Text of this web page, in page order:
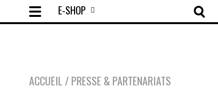
E-SHOP
ACCUEIL / PRESSE & PARTENARIATS